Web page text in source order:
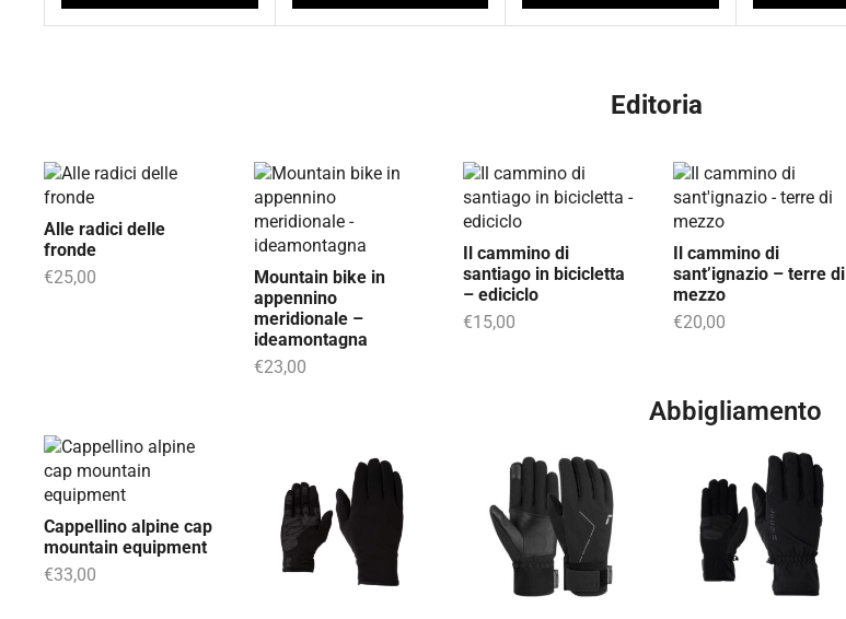
Editoria
Alle radici delle
fronde
€25,00
Mountain bike in
appennino
meridionale –
ideamontagna
€23,00
Il cammino di
santiago in bicicletta
– ediciclo
€15,00
Il cammino di
sant’ignazio – terre di
mezzo
€20,00
Abbigliamento
Cappellino alpine cap
mountain equipment
€33,00